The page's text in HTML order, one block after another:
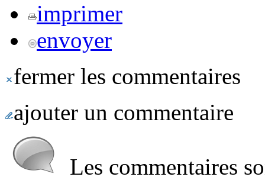
imprimer
envoyer
fermer les commentaires
ajouter un commentaire
Les commentaires